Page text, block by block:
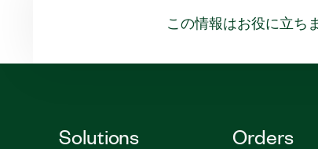
この情報はお役に立ち
Solutions Orders